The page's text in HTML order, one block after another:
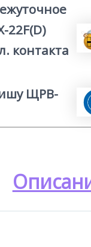
22F(D)
контакта
ЩРВ-